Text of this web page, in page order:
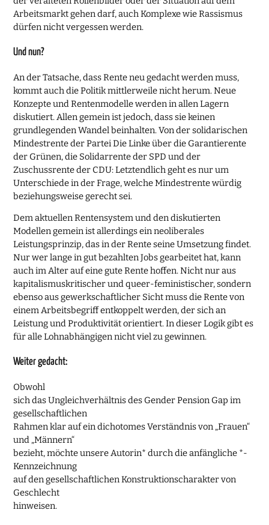
Arbeitsmarkt gehen darf, auch Komplexe wie Rassismus
dürfen nicht vergessen werden.
Und nun?
An der Tatsache, dass Rente neu gedacht werden muss,
kommt auch die Politik mittlerweile nicht herum. Neue
Konzepte und Rentenmodelle werden in allen Lagern
diskutiert. Allen gemein ist jedoch, dass sie keinen
grundlegenden Wandel beinhalten. Von der solidarischen
Mindestrente der Partei Die Linke über die Garantierente
der Grünen, die Solidarrente der SPD und der
Zuschussrente der CDU: Letztendlich geht es nur um
Unterschiede in der Frage, welche Mindestrente würdig
beziehungsweise gerecht sei.
Dem aktuellen Rentensystem und den diskutierten
Modellen gemein ist allerdings ein neoliberales
Leistungsprinzip, das in der Rente seine Umsetzung findet.
Nur wer lange in gut bezahlten Jobs gearbeitet hat, kann
auch im Alter auf eine gute Rente hoffen. Nicht nur aus
kapitalismuskritischer und queer-feministischer, sondern
ebenso aus gewerkschaftlicher Sicht muss die Rente von
einem Arbeitsbegriff entkoppelt werden, der sich an
Leistung und Produktivität orientiert. In dieser Logik gibt es
für alle Lohnabhängigen nicht viel zu gewinnen.
Weiter gedacht:
Obwohl
sich das Ungleichverhältnis des Gender Pension Gap im
gesellschaftlichen
Rahmen klar auf ein dichotomes Verständnis von „Frauen“
und „Männern“
bezieht, möchte unsere Autorin* durch die anfängliche *-
Kennzeichnung
auf den gesellschaftlichen Konstruktionscharakter von
Geschlecht
hinweisen.